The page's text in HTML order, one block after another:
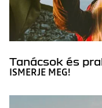
Tanácsok és
ISMERJE MEG!